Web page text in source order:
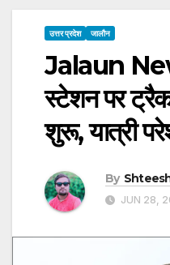
उत्तर प्रदेश जालौन
Jalaun
स्टेशन पर
शुरू, यात्री
By
JUN 28,